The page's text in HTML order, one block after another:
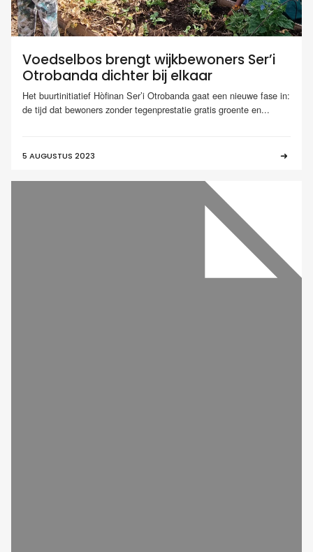
Voedselbos brengt wijkbewoners Ser’i
Otrobanda dichter bij elkaar
Het buurtinitiatief Hòfinan Ser’i Otrobanda gaat een nieuwe fase in:
de tijd dat bewoners zonder tegenprestatie gratis groente en...
5 AUGUSTUS 2023